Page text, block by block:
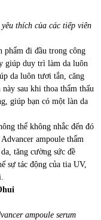
thích của các tiếp viên
phẩm đi đầu trong công
giúp duy trì làm da luôn
da luôn tươi tắn, căng
sau khi thoa thẩm thấu
giúp bạn có một làn da
thể không nhắc đến đó
ampoule thẩm
tăng cường sức đề
sự tác động của tia UV,
ampoule serum